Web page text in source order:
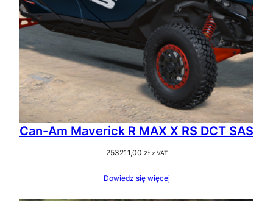
Can-Am Maverick R MAX X RS DCT SAS
253211,00 zł z VAT
Dowiedz się więcej